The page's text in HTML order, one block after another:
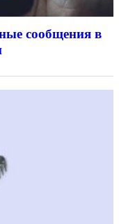
сообщения в